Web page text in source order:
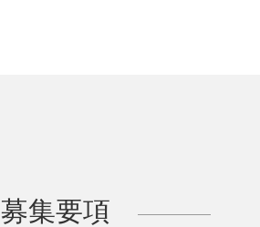
募集要項